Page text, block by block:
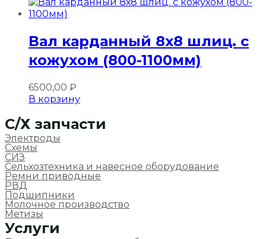
Вал карданный 8х8 шлиц. с
кожухом (800-1100мм)
6500,00 ₽
В корзину
C/Х запчасти
Электроды
Схемы
СИЗ
Сельхозтехника и навесное оборудование
Ремни приводные
РВД
Подшипники
Молочное производство
Метизы
Услуги